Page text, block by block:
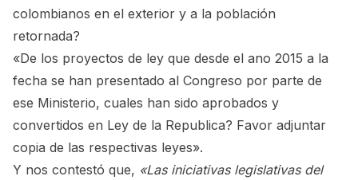
colombianos en el exterior y a la población
retornada?
«De los proyectos de ley que desde el ano 2015 a la
fecha se han presentado al Congreso por parte de
ese Ministerio, cuales han sido aprobados y
convertidos en Ley de la Republica? Favor adjuntar
copia de las respectivas leyes».
Y nos contestó que, «Las iniciativas legislativas del